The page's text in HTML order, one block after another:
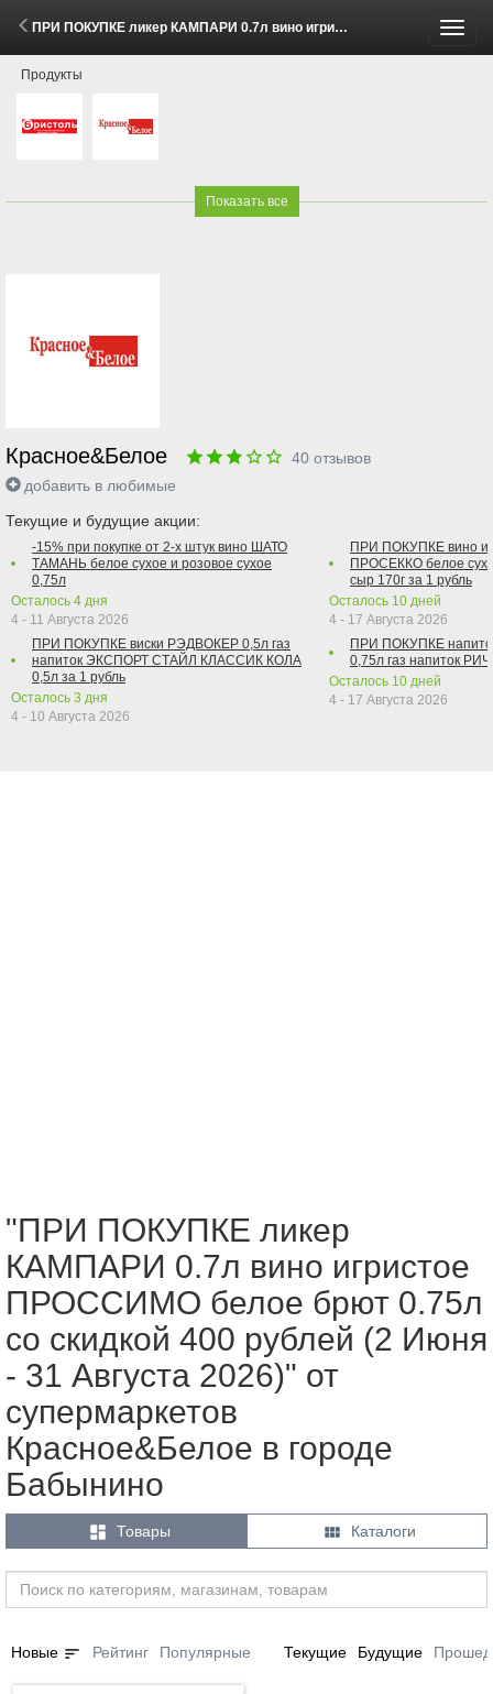
ПРИ ПОКУПКЕ ликер КАМПАРИ 0.7л вино игристое ПРОССИМО белое брют 0.75л со скидкой 400 рублей (2 Июня - 31 Августа 2026)
Продукты
Показать все
Красное&Белое 40 отзывов
добавить в любимые
Текущие и будущие акции:
-15% при покупке от 2-х штук вино ШАТО
ТАМАНЬ белое сухое и розовое сухое
0,75л
Осталось 4 дня
4 - 11 Августа 2026
ПРИ ПОКУПКЕ виски РЭДВОКЕР 0,5л газ
напиток ЭКСПОРТ СТАЙЛ КЛАССИК КОЛА
0,5л за 1 рубль
Осталось 3 дня
4 - 10 Августа 2026
ПРИ ПОКУПКЕ вино
ПРОСЕККО белое
сыр 170г за 1 рубль
Осталось 10 дней
4 - 17 Августа 2026
ПРИ ПОКУПКЕ
0,75л газ напиток
Осталось 10 дней
4 - 17 Августа 2026
"ПРИ ПОКУПКЕ ликер
КАМПАРИ 0.7л вино игристое
ПРОССИМО белое брют 0.75л
со скидкой 400 рублей (2 Июня
- 31 Августа 2026)" от
супермаркетов
Красное&Белое в городе
Бабынино
 Товары  Каталоги
Новые sort Рейтинг Популярные Текущие Будущие